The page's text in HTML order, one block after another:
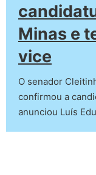
Minas e
vice
O senador
confirmou a
anunciou Luís